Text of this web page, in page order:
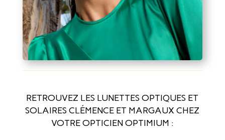
RETROUVEZ LES LUNETTES OPTIQUES ET
SOLAIRES CLÉMENCE ET MARGAUX CHEZ
VOTRE OPTICIEN OPTIMIUM :